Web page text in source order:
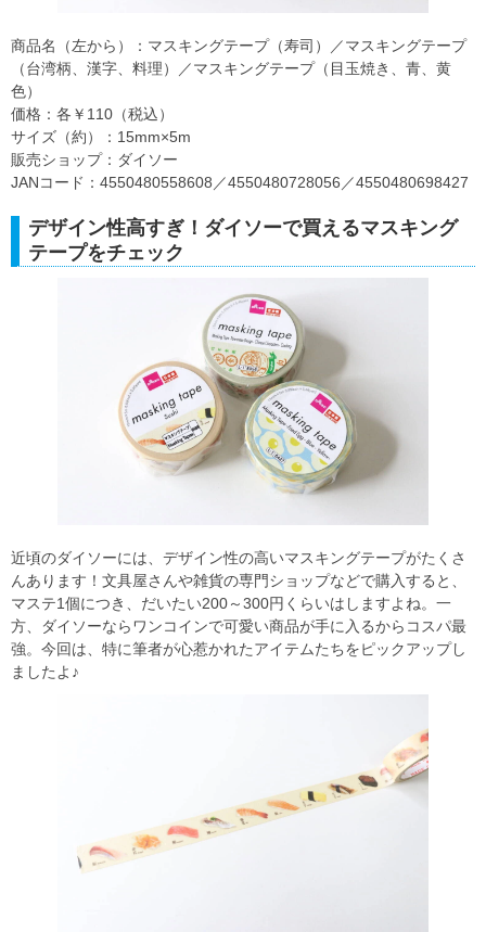
商品名（左から）：マスキングテープ（寿司）／マスキングテープ
（台湾柄、漢字、料理）／マスキングテープ（目玉焼き、青、黄
色）
価格：各￥110（税込）
サイズ（約）：15mm×5m
販売ショップ：ダイソー
JANコード：4550480558608／4550480728056／4550480698427
デザイン性高すぎ！ダイソーで買えるマスキング
テープをチェック
近頃のダイソーには、デザイン性の高いマスキングテープがたくさ
んあります！文具屋さんや雑貨の専門ショップなどで購入すると、
マステ1個につき、だいたい200～300円くらいはしますよね。一
方、ダイソーならワンコインで可愛い商品が手に入るからコスパ最
強。今回は、特に筆者が心惹かれたアイテムたちをピックアップし
ましたよ♪